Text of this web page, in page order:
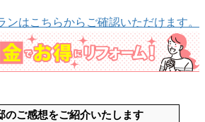
ンはこちらからご確認いただけます。
のご感想をご紹介いたします